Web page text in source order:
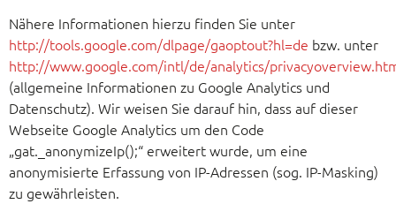
Nähere Informationen hierzu finden Sie unter
http://tools.google.com/dlpage/gaoptout?hl=de bzw. unter
http://www.google.com/intl/de/analytics/
(allgemeine Informationen zu Google Analytics und
Datenschutz). Wir weisen Sie darauf hin, dass auf dieser
Webseite Google Analytics um den Code
„gat._anonymizeIp();“ erweitert wurde, um eine
anonymisierte Erfassung von IP-Adressen (sog. IP-Masking)
zu gewährleisten.